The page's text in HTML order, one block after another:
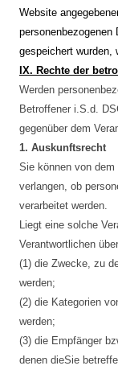
Website
personenbezogenen
gespeichert wurden,
IX. Rechte der
Werden
Betroffener i.S.d.
gegenüber dem
1. Auskunftsrecht
Sie können von dem
verlangen, ob
verarbeitet werden.
Liegt eine solche
Verantwortlichen
(1) die Zwecke, zu
werden;
(2) die Kategorien
werden;
(3) die Empfänger
denen dieSie